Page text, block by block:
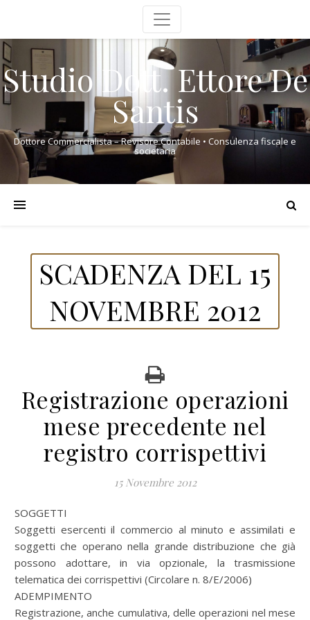
Studio Dott. Ettore De
Santis
Dottore Commercialista – Revisore Contabile • Consulenza fiscale e
societaria
SCADENZA DEL 15
NOVEMBRE 2012
Registrazione operazioni
mese precedente nel
registro corrispettivi
15 Novembre 2012
SOGGETTI
Soggetti esercenti il commercio al minuto e assimilati e
soggetti che operano nella grande distribuzione che già
possono adottare, in via opzionale, la trasmissione
telematica dei corrispettivi (Circolare n. 8/E/2006)
ADEMPIMENTO
Registrazione, anche cumulativa, delle operazioni nel mese